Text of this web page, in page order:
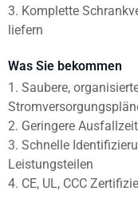
3. Komplette
liefern
Was Sie bekommen
1. Saubere,
2. Geringere
3. Schnelle
Leistungsteilen
4. CE, UL, CCC